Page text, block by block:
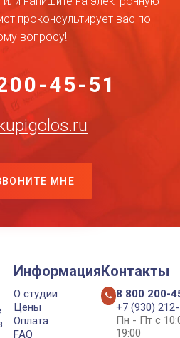
проконсультирует вас по
вопросу!
45-51
МНЕ
Информация
О студии
Цены
Оплата
FAQ
Контакты
8 800 200-
+7 (930)
Пн - Пт с
19:00